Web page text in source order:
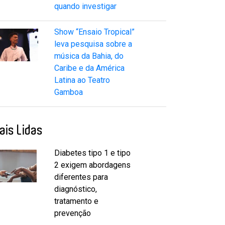
quando investigar
Show “Ensaio Tropical”
leva pesquisa sobre a
música da Bahia, do
Caribe e da América
Latina ao Teatro
Gamboa
Lidas
Diabetes tipo 1 e tipo
2 exigem abordagens
diferentes para
diagnóstico,
tratamento e
prevenção